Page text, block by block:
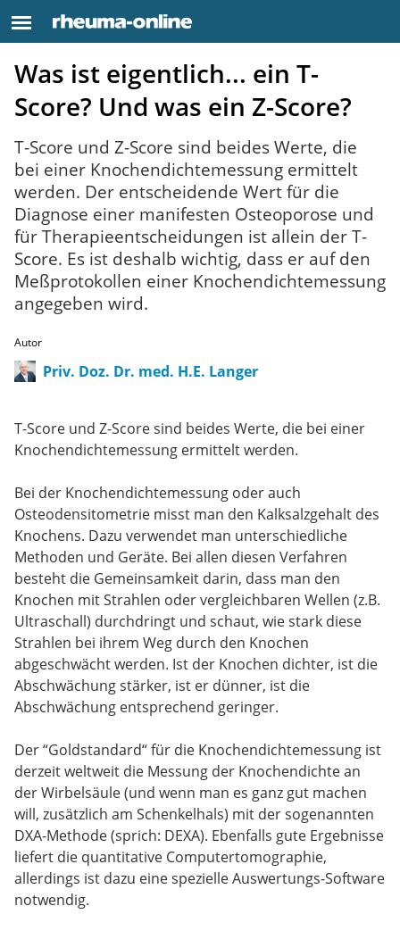
Was ist eigentlich... ein T-
Score? Und was ein Z-Score?
T-Score und Z-Score sind beides Werte, die
bei einer Knochendichtemessung ermittelt
werden. Der entscheidende Wert für die
Diagnose einer manifesten Osteoporose und
für Therapieentscheidungen ist allein der T-
Score. Es ist deshalb wichtig, dass er auf den
Meßprotokollen einer Knochendichtemessung
angegeben wird.
Autor
Priv. Doz. Dr. med. H.E. Langer
T-Score und Z-Score sind beides Werte, die bei einer
Knochendichtemessung ermittelt werden.
Bei der Knochendichtemessung oder auch
Osteodensitometrie misst man den Kalksalzgehalt des
Knochens. Dazu verwendet man unterschiedliche
Methoden und Geräte. Bei allen diesen Verfahren
besteht die Gemeinsamkeit darin, dass man den
Knochen mit Strahlen oder vergleichbaren Wellen (z.B.
Ultraschall) durchdringt und schaut, wie stark diese
Strahlen bei ihrem Weg durch den Knochen
abgeschwächt werden. Ist der Knochen dichter, ist die
Abschwächung stärker, ist er dünner, ist die
Abschwächung entsprechend geringer.
Der “Goldstandard“ für die Knochendichtemessung ist
derzeit weltweit die Messung der Knochendichte an
der Wirbelsäule (und wenn man es ganz gut machen
will, zusätzlich am Schenkelhals) mit der sogenannten
DXA-Methode (sprich: DEXA). Ebenfalls gute Ergebnisse
liefert die quantitative Computertomographie,
allerdings ist dazu eine spezielle Auswertungs-Software
notwendig.